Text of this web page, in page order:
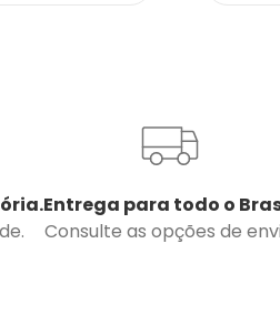
Entrega para todo o
Consulte as opções de